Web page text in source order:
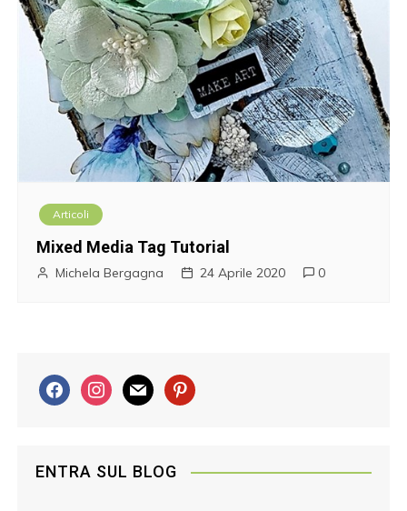
Articoli
Mixed Media Tag Tutorial
Michela Bergagna 24 Aprile 2020 0
f
a
b
i
n
a
m
a
p
e
ENTRA SUL BLOG